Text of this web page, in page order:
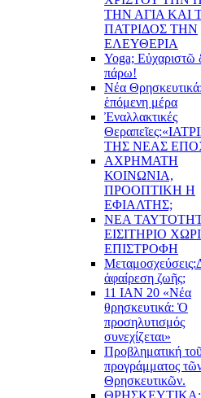
ΤΗΝ ΑΓΙΑ ΚΑΙ
ΠΑΤΡΙΔΟΣ ΤΗΝ
ΕΛΕΥΘΕΡΙΑ
Yoga; Εὐχαριστῶ
πάρω!
Νέα
ἑπόμενη μέρα
Ἐναλλακτικές
Θεραπεῖες:
ΤΗΣ ΝΕΑΣ
ΑΧΡΗΜΑΤΗ
ΚΟΙΝΩΝΙΑ,
ΠΡΟΟΠΤΙΚΗ Η
ΕΦΙΑΛΤΗΣ;
ΝΕΑ
ΕΙΣΙΤΗΡΙΟ
ΕΠΙΣΤΡΟΦΗ
Μεταμοσχεύσεις:
ἀφαίρεση ζωῆς;
11 ΙΑΝ 20 «Νέα
θρησκευτικά: Ὁ
προσηλυτισμός
συνεχίζεται»
Προβληματική
προγράμματος
Θρησκευτικῶν.
ΘΡΗΣΚΕΥΤΙΚΑ: